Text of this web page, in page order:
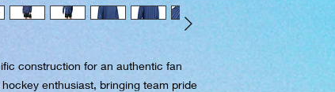
construction for an authentic fan
enthusiast, bringing team pride